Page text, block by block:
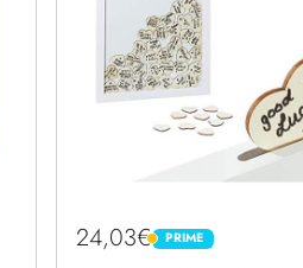
24,03€ PRIME
PRIME